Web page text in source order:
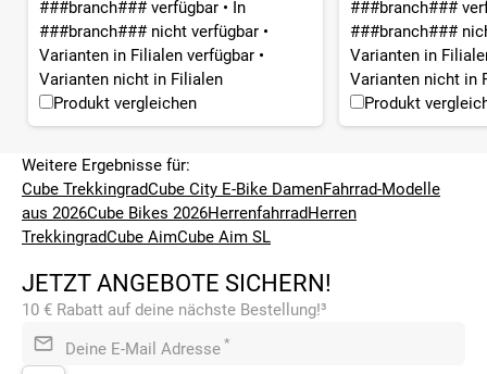
###branch### verfügbar • In
###branch### nicht verfügbar •
Varianten in Filialen verfügbar •
Varianten nicht in Filialen
Produkt vergleichen
###branch###
###branch###
Varianten in
Varianten nicht in
Produkt
Weitere Ergebnisse für:
Cube TrekkingradCube City E-Bike DamenFahrrad-Modelle
aus 2026Cube Bikes 2026HerrenfahrradHerren
TrekkingradCube AimCube Aim SL
JETZT ANGEBOTE SICHERN!
10 € Rabatt auf deine nächste Bestellung!³
Deine E-Mail Adresse *